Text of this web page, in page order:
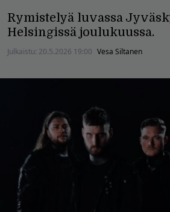
Rymistelyä luvassa
Helsingissä joulukuussa.
Julkaistu: 20.5.2026 19:00 Vesa Siltanen